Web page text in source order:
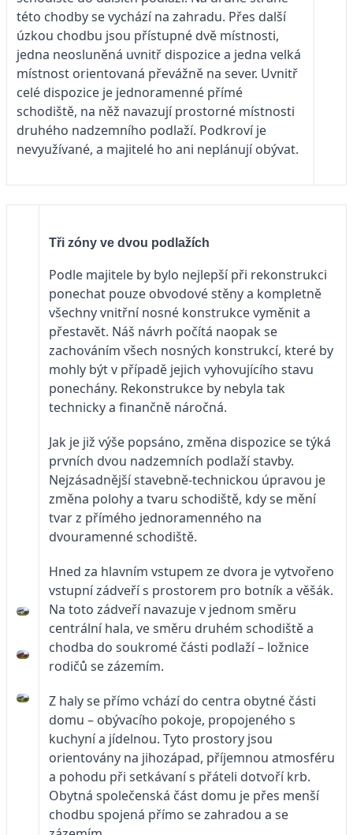
této chodby se vychází na zahradu. Přes další
úzkou chodbu jsou přístupné dvě místnosti,
jedna neosluněná uvnitř dispozice a jedna velká
místnost orientovaná převážně na sever. Uvnitř
celé dispozice je jednoramenné přímé
schodiště, na něž navazují prostorné místnosti
druhého nadzemního podlaží. Podkroví je
nevyužívané, a majitelé ho ani neplánují obývat.
Tři zóny ve dvou podlažích
Podle majitele by bylo nejlepší při rekonstrukci
ponechat pouze obvodové stěny a kompletně
všechny vnitřní nosné konstrukce vyměnit a
přestavět. Náš návrh počítá naopak se
zachováním všech nosných konstrukcí, které by
mohly být v případě jejich vyhovujícího stavu
ponechány. Rekonstrukce by nebyla tak
technicky a finančně náročná.
Jak je již výše popsáno, změna dispozice se týká
prvních dvou nadzemních podlaží stavby.
Nejzásadnější stavebně-technickou úpravou je
změna polohy a tvaru schodiště, kdy se mění
tvar z přímého jednoramenného na
dvouramenné schodiště.
Hned za hlavním vstupem ze dvora je vytvořeno
vstupní zádveří s prostorem pro botník a věšák.
Na toto zádveří navazuje v jednom směru
centrální hala, ve směru druhém schodiště a
chodba do soukromé části podlaží – ložnice
rodičů se zázemím.
Z haly se přímo vchází do centra obytné části
domu – obývacího pokoje, propojeného s
kuchyní a jídelnou. Tyto prostory jsou
orientovány na jihozápad, příjemnou atmosféru
a pohodu při setkávaní s přáteli dotvoří krb.
Obytná společenská část domu je přes menší
chodbu spojená přímo se zahradou a se